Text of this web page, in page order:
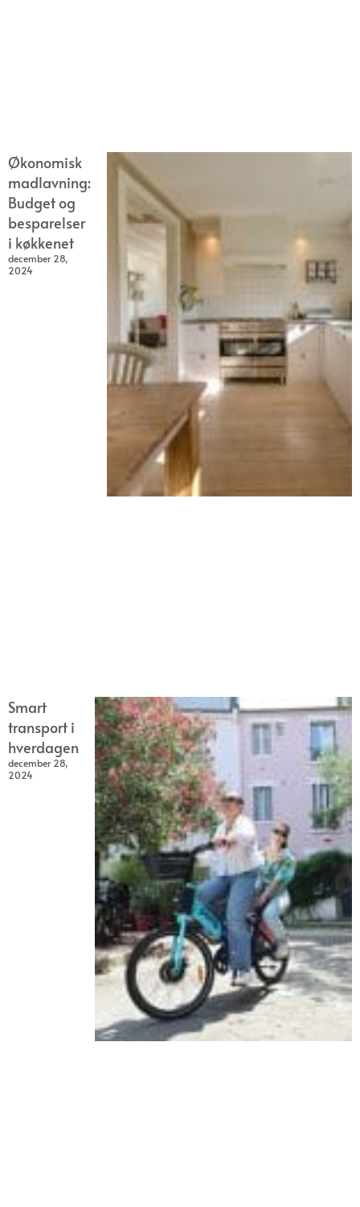
Økonomisk
madlavning:
Budget og
besparelser
i køkkenet
december 28,
2024
Smart
transport i
hverdagen
december 28,
2024